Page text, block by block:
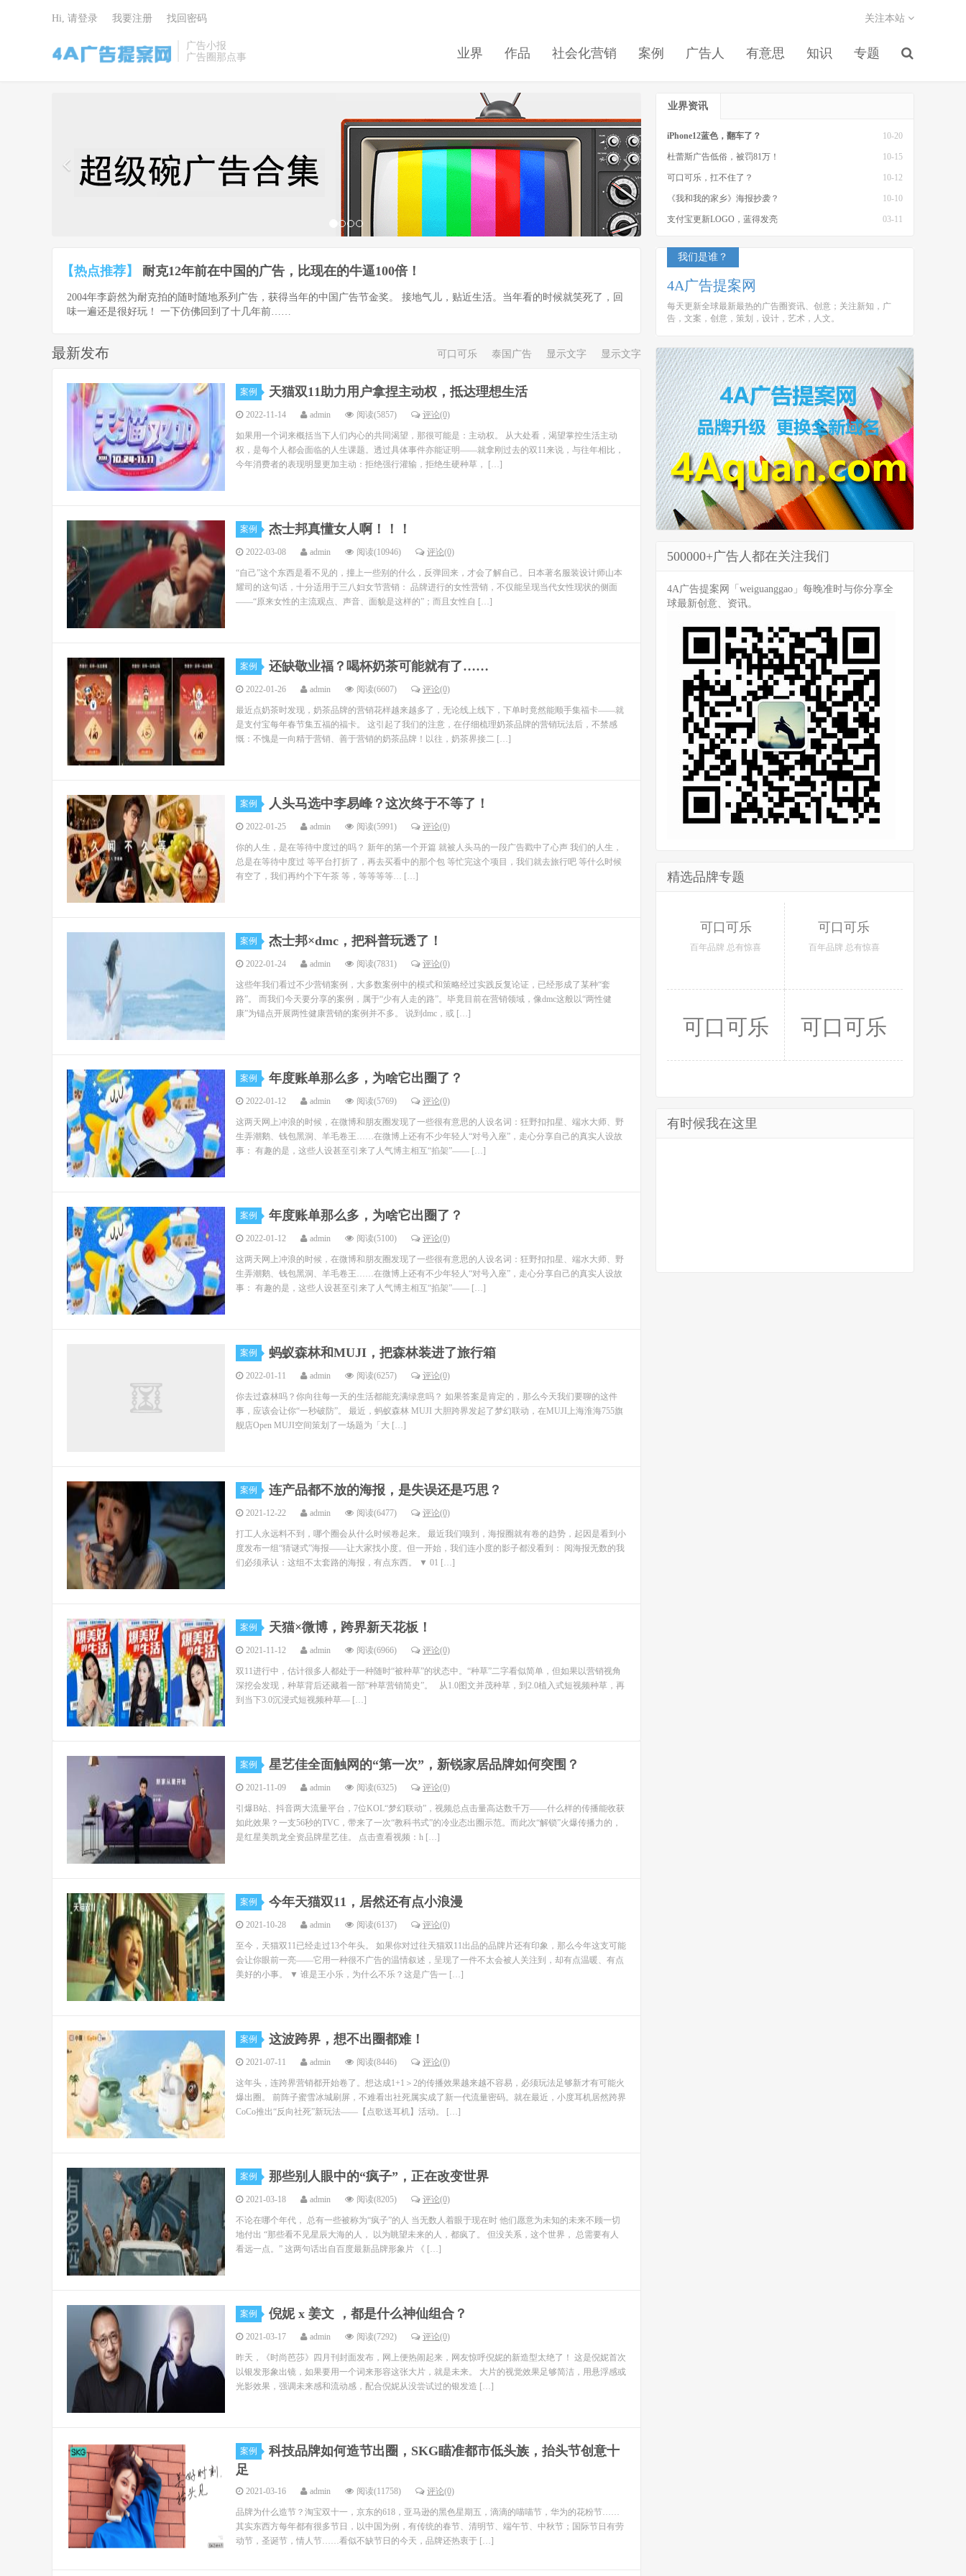
圈那点事
广告小报
广告圈那点事
业界 作品 社会化营销 案例 广告人 有意思 知识 专题
关注本站
Hi, 请登录 我要注册 找回密码
【热点推荐】 耐克12年前在中国的广告，比现在的牛逼100倍！
2004年李蔚然为耐克拍的随时随地系列广告，获得当年的中国广告节金奖。 接地气儿，贴近生活。当年看的时候就笑死了，回
味一遍还是很好玩！ 一下仿佛回到了十几年前……
最新发布 可口可乐 泰国广告 显示文字 显示文字
案例 天猫双11助力用户拿捏主动权，抵达理想生活
2022-11-14 admin 阅读(5857) 评论(0)
如果用一个词来概括当下人们内心的共同渴望，那很可能是：主动权。 从大处看，渴望掌控生活主动
权，是每个人都会面临的人生课题。透过具体事件亦能证明——就拿刚过去的双11来说，与往年相比，
今年消费者的表现明显更加主动：拒绝强行灌输，拒绝生硬种草， […]
案例 杰士邦真懂女人啊！！！
2022-03-08 admin 阅读(10946) 评论(0)
“自己”这个东西是看不见的，撞上一些别的什么，反弹回来，才会了解自己。日本著名服装设计师山本
耀司的这句话，十分适用于三八妇女节营销： 品牌进行的女性营销，不仅能呈现当代女性现状的侧面
——“原来女性的主流观点、声音、面貌是这样的”；而且女性自 […]
案例 还缺敬业福？喝杯奶茶可能就有了……
2022-01-26 admin 阅读(6607) 评论(0)
最近点奶茶时发现，奶茶品牌的营销花样越来越多了，无论线上线下，下单时竟然能顺手集福卡——就
是支付宝每年春节集五福的福卡。 这引起了我们的注意，在仔细梳理奶茶品牌的营销玩法后，不禁感
慨：不愧是一向精于营销、善于营销的奶茶品牌！以往，奶茶界接二 […]
案例 人头马选中李易峰？这次终于不等了！
2022-01-25 admin 阅读(5991) 评论(0)
你的人生，是在等待中度过的吗？ 新年的第一个开篇 就被人头马的一段广告戳中了心声 我们的人生，
总是在等待中度过 等平台打折了，再去买看中的那个包 等忙完这个项目，我们就去旅行吧 等什么时候
有空了，我们再约个下午茶 等，等等等等… […]
案例 杰士邦×dmc，把科普玩透了！
2022-01-24 admin 阅读(7831) 评论(0)
这些年我们看过不少营销案例，大多数案例中的模式和策略经过实践反复论证，已经形成了某种“套
路”。 而我们今天要分享的案例，属于“少有人走的路”。毕竟目前在营销领域，像dmc这般以“两性健
康”为锚点开展两性健康营销的案例并不多。 说到dmc，或 […]
案例 年度账单那么多，为啥它出圈了？
2022-01-12 admin 阅读(5769) 评论(0)
这两天网上冲浪的时候，在微博和朋友圈发现了一些很有意思的人设名词：狂野扣扣星、端水大师、野
生弄潮鹅、钱包黑洞、羊毛卷王……在微博上还有不少年轻人“对号入座”，走心分享自己的真实人设故
事： 有趣的是，这些人设甚至引来了人气博主相互“掐架”—— […]
案例 年度账单那么多，为啥它出圈了？
2022-01-12 admin 阅读(5100) 评论(0)
这两天网上冲浪的时候，在微博和朋友圈发现了一些很有意思的人设名词：狂野扣扣星、端水大师、野
生弄潮鹅、钱包黑洞、羊毛卷王……在微博上还有不少年轻人“对号入座”，走心分享自己的真实人设故
事： 有趣的是，这些人设甚至引来了人气博主相互“掐架”—— […]
案例 蚂蚁森林和MUJI，把森林装进了旅行箱
2022-01-11 admin 阅读(6257) 评论(0)
你去过森林吗？你向往每一天的生活都能充满绿意吗？ 如果答案是肯定的，那么今天我们要聊的这件
事，应该会让你“一秒破防”。 最近，蚂蚁森林 MUJI 大胆跨界发起了梦幻联动，在MUJI上海淮海755旗
舰店Open MUJI空间策划了一场题为「大 […]
案例 连产品都不放的海报，是失误还是巧思？
2021-12-22 admin 阅读(6477) 评论(0)
打工人永远料不到，哪个圈会从什么时候卷起来。 最近我们嗅到，海报圈就有卷的趋势，起因是看到小
度发布一组“猜谜式”海报——让大家找小度。但一开始，我们连小度的影子都没看到： 阅海报无数的我
们必须承认：这组不太套路的海报，有点东西。 ▼ 01 […]
案例 天猫×微博，跨界新天花板！
2021-11-12 admin 阅读(6966) 评论(0)
双11进行中，估计很多人都处于一种随时“被种草”的状态中。“种草”二字看似简单，但如果以营销视角
深挖会发现，种草背后还藏着一部“种草营销简史”。 从1.0图文并茂种草，到2.0植入式短视频种草，再
到当下3.0沉浸式短视频种草— […]
案例 星艺佳全面触网的“第一次”，新锐家居品牌如何突围？
2021-11-09 admin 阅读(6325) 评论(0)
引爆B站、抖音两大流量平台，7位KOL“梦幻联动”，视频总点击量高达数千万——什么样的传播能收获
如此效果？一支56秒的TVC，带来了一次“教科书式”的冷业态出圈示范。而此次“解锁”火爆传播力的，
是红星美凯龙全资品牌星艺佳。 点击查看视频：h […]
案例 今年天猫双11，居然还有点小浪漫
2021-10-28 admin 阅读(6137) 评论(0)
至今，天猫双11已经走过13个年头。 如果你对过往天猫双11出品的品牌片还有印象，那么今年这支可能
会让你眼前一亮——它用一种很不广告的温情叙述，呈现了一件不太会被人关注到，却有点温暖、有点
美好的小事。 ▼ 谁是王小乐，为什么不乐？这是广告一 […]
案例 这波跨界，想不出圈都难！
2021-07-11 admin 阅读(8446) 评论(0)
这年头，连跨界营销都开始卷了。想达成1+1＞2的传播效果越来越不容易，必须玩法足够新才有可能火
爆出圈。 前阵子蜜雪冰城刷屏，不难看出社死属实成了新一代流量密码。就在最近，小度耳机居然跨界
CoCo推出“反向社死”新玩法——【点歌送耳机】活动。 […]
案例 那些别人眼中的“疯子”，正在改变世界
2021-03-18 admin 阅读(8205) 评论(0)
不论在哪个年代， 总有一些被称为“疯子”的人 当无数人着眼于现在时 他们愿意为未知的未来不顾一切
地付出 “那些看不见星辰大海的人， 以为眺望未来的人，都疯了。 但没关系，这个世界， 总需要有人
看远一点。” 这两句话出自百度最新品牌形象片 《 […]
案例 倪妮 x 姜文 ，都是什么神仙组合？
2021-03-17 admin 阅读(7292) 评论(0)
昨天，《时尚芭莎》四月刊封面发布，网上便热闹起来，网友惊呼倪妮的新造型太绝了！ 这是倪妮首次
以银发形象出镜，如果要用一个词来形容这张大片，就是未来。 大片的视觉效果足够简洁，用悬浮感或
光影效果，强调未来感和流动感，配合倪妮从没尝试过的银发造 […]
案例
科技品牌如何造节出圈，SKG瞄准都市低头族，抬头节创意十
足
2021-03-16 admin 阅读(11758) 评论(0)
品牌为什么造节？淘宝双十一，京东的618，亚马逊的黑色星期五，滴滴的喵喵节，华为的花粉节……
其实东西方每年都有很多节日，以中国为例，有传统的春节、清明节、端午节、中秋节；国际节日有劳
动节，圣诞节，情人节……看似不缺节日的今天，品牌还热衷于 […]
业界资讯
10-20
iPhone12蓝色，翻车了？
10-15
杜蕾斯广告低俗，被罚81万！
10-12
可口可乐，扛不住了？
10-10
《我和我的家乡》海报抄袭？
03-11
支付宝更新LOGO，蓝得发亮
我们是谁？
4A广告提案网
每天更新全球最新最热的广告圈资讯、创意；关注新知，广
告，文案，创意，策划，设计，艺术，人文。
500000+广告人都在关注我们
4A广告提案网「weiguanggao」每晚准时与你分享全
球最新创意、资讯。
精选品牌专题
可口可乐
百年品牌 总有惊喜
可口可乐
百年品牌 总有惊喜
可口可乐 可口可乐
有时候我在这里